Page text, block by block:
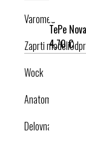
TePe
4,70 €
Varomed
Zaprti modeli
Wock
Anatomska obutev
Delovna obutev s